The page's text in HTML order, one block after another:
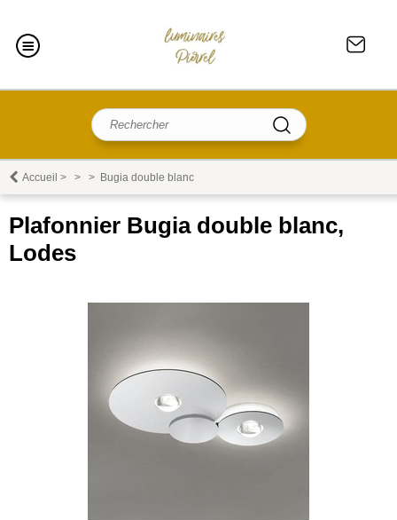
Accueil > > > Bugia double blanc
Plafonnier Bugia double blanc,
Lodes